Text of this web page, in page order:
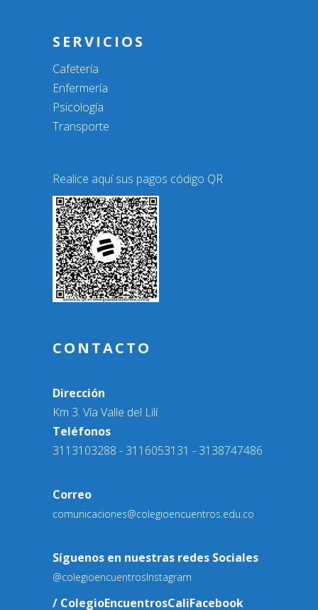
SERVICIOS
Cafetería
Enfermería
Psicología
Transporte
Realice aquí sus pagos código QR
CONTACTO
Dirección
Km 3. Vía Valle del Lilí
Teléfonos
3113103288 - 3116053131 - 3138747486
Correo
comunicaciones@colegioencuentros.edu.co
Síguenos en nuestras redes Sociales
@colegioencuentrosInstagram
/ ColegioEncuentrosCaliFacebook